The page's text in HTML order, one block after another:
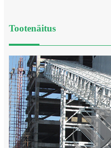
Tootenäitus